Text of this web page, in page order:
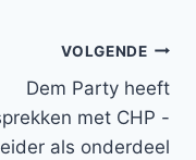
VOLGENDE
Dem Party heeft
met CHP -
als onderdeel